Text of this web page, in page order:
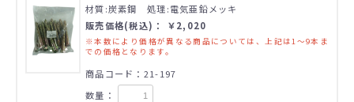
材質:炭素鋼 処理:電気亜鉛メッキ
販売価格(税込)： ￥2,020
※本数により価格が異なる商品については、上記は1～9本ま
での価格となります。
商品コード：21-197
数量：